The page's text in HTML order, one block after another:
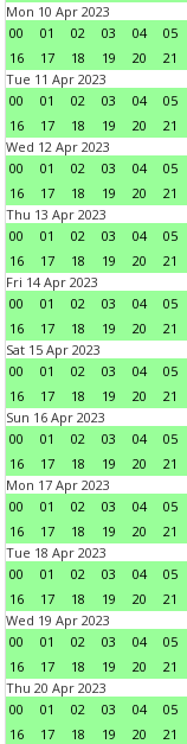
Mon 10 Apr 2023
00
01 02 03 04 05
16
17 18 19 20 21
Tue 11 Apr 2023
00
01 02 03 04 05
16
17 18 19 20 21
Wed 12 Apr 2023
00
01 02 03 04 05
16
17 18 19 20 21
Thu 13 Apr 2023
00
01 02 03 04 05
16
17 18 19 20 21
Fri 14 Apr 2023
00
01 02 03 04 05
16
17 18 19 20 21
Sat 15 Apr 2023
00
01 02 03 04 05
16
17 18 19 20 21
Sun 16 Apr 2023
00
01 02 03 04 05
16
17 18 19 20 21
Mon 17 Apr 2023
00
01 02 03 04 05
16
17 18 19 20 21
Tue 18 Apr 2023
00
01 02 03 04 05
16
17 18 19 20 21
Wed 19 Apr 2023
00
01 02 03 04 05
16
17 18 19 20 21
Thu 20 Apr 2023
00
01 02 03 04 05
16
17 18 19 20 21